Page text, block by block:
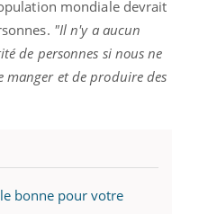
mondiale devrait
"Il n'y a aucun
de personnes si nous ne
manger et de produire des
bonne pour votre